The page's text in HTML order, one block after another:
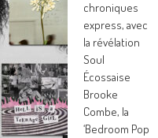
chroniques
express, avec
la révélation
Soul
Écossaise
Brooke
Combe, la
‘Bedroom Pop